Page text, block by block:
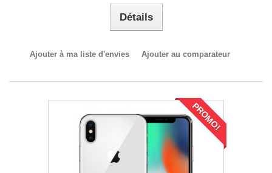
Détails
Ajouter à ma liste d'envies Ajouter au comparateur
PROMO!